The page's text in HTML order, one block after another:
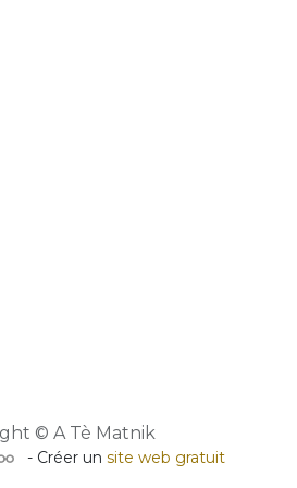
© A Tè Matnik
- Créer unsite web gratuit